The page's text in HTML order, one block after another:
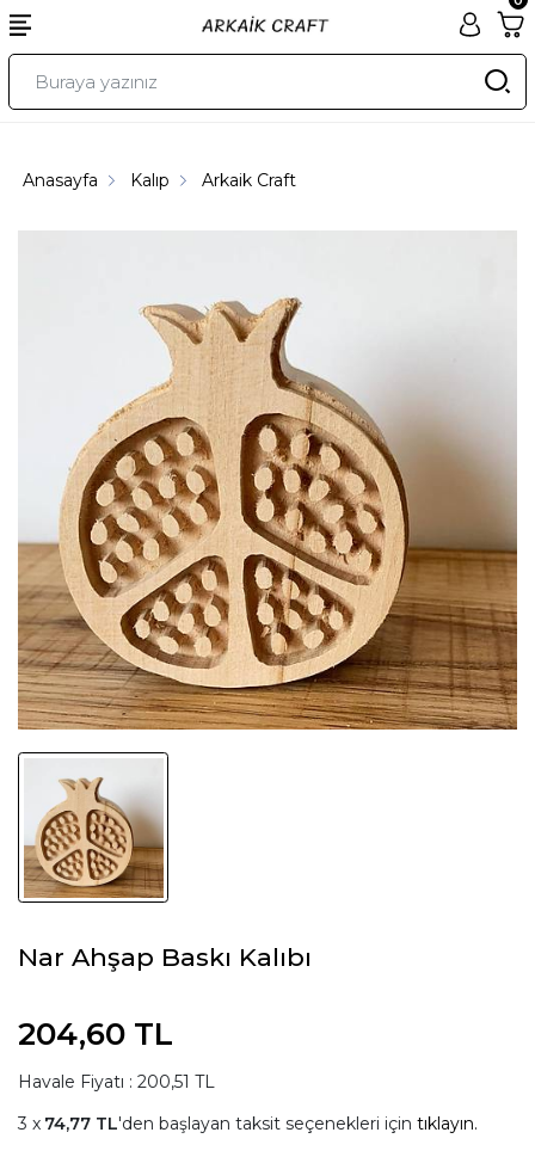
Anasayfa Kalıp Arkaik Craft
Nar Ahşap Baskı Kalıbı
204,60 TL
Havale Fiyatı : 200,51 TL
74,77 TL'den başlayan taksit seçenekleri için tıklayın.